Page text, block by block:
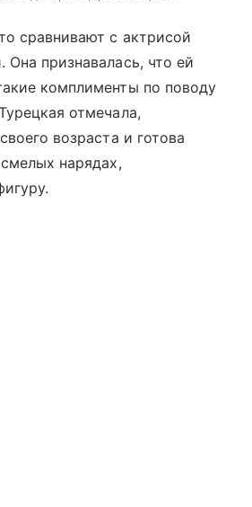
сравнивают с актрисой
признавалась, что ей
комплименты по поводу
отмечала,
возраста и готова
нарядах,